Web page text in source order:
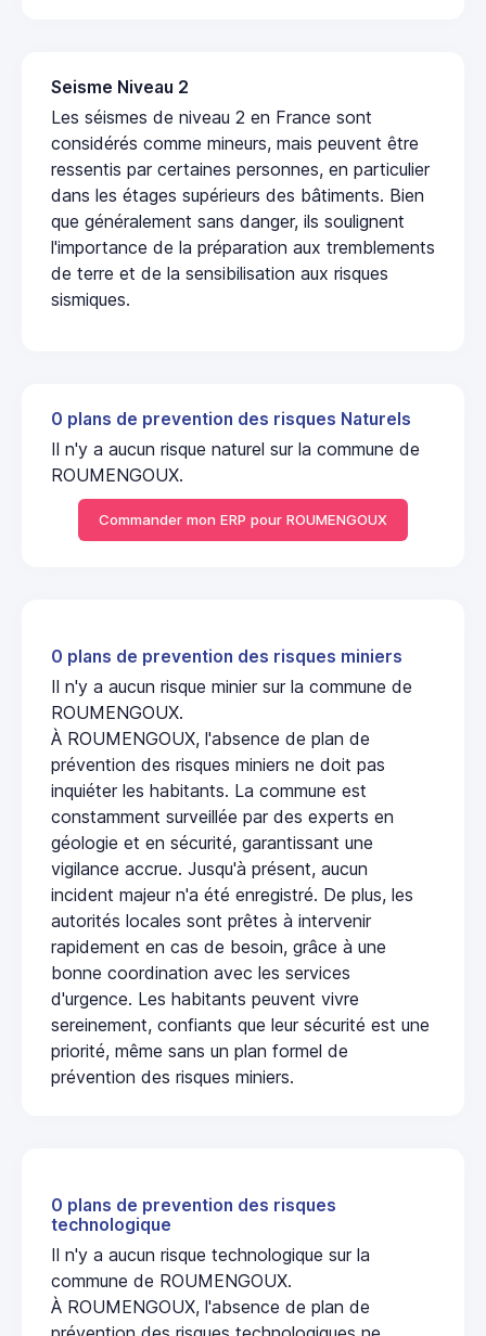
Seisme Niveau 2
Les séismes de niveau 2 en France sont
considérés comme mineurs, mais peuvent être
ressentis par certaines personnes, en particulier
dans les étages supérieurs des bâtiments. Bien
que généralement sans danger, ils soulignent
l'importance de la préparation aux tremblements
de terre et de la sensibilisation aux risques
sismiques.
0 plans de prevention des risques Naturels
Il n'y a aucun risque naturel sur la commune de
ROUMENGOUX.
Commander mon ERP pour ROUMENGOUX
0 plans de prevention des risques miniers
Il n'y a aucun risque minier sur la commune de
ROUMENGOUX.
À ROUMENGOUX, l'absence de plan de
prévention des risques miniers ne doit pas
inquiéter les habitants. La commune est
constamment surveillée par des experts en
géologie et en sécurité, garantissant une
vigilance accrue. Jusqu'à présent, aucun
incident majeur n'a été enregistré. De plus, les
autorités locales sont prêtes à intervenir
rapidement en cas de besoin, grâce à une
bonne coordination avec les services
d'urgence. Les habitants peuvent vivre
sereinement, confiants que leur sécurité est une
priorité, même sans un plan formel de
prévention des risques miniers.
0 plans de prevention des risques
technologique
Il n'y a aucun risque technologique sur la
commune de ROUMENGOUX.
À ROUMENGOUX, l'absence de plan de